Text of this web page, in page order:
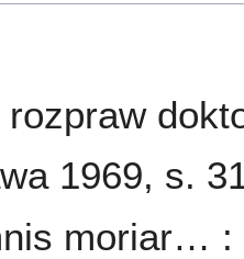
rozpraw
1969, s.
moriar… :